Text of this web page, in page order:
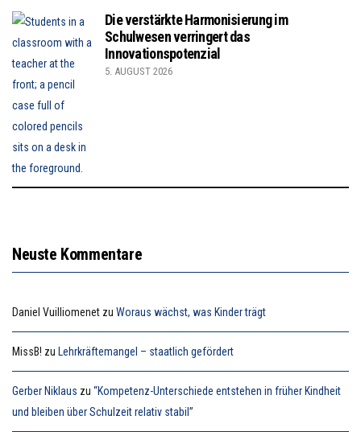
Die verstärkte Harmonisierung im
Schulwesen verringert das
Innovationspotenzial
5. AUGUST 2026
Neuste Kommentare
Daniel Vuilliomenet zu Woraus wächst, was Kinder trägt
MissB! zu Lehrkräftemangel – staatlich gefördert
Gerber Niklaus zu “Kompetenz-Unterschiede entstehen in früher Kindheit
und bleiben über Schulzeit relativ stabil”